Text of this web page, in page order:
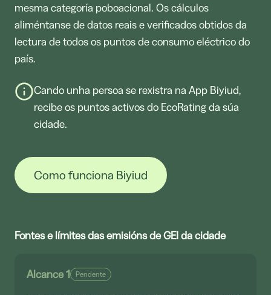
mesma categoría poboacional. Os cálculos
aliméntanse de datos reais e verificados obtidos da
lectura de todos os puntos de consumo eléctrico do
país.
Cando unha persoa se rexistra na App Biyiud,
recibe os puntos activos do EcoRating da súa
cidade.
Como funciona Biyiud
Fontes e límites das emisións de GEI da cidade
Alcance 1 Pendente